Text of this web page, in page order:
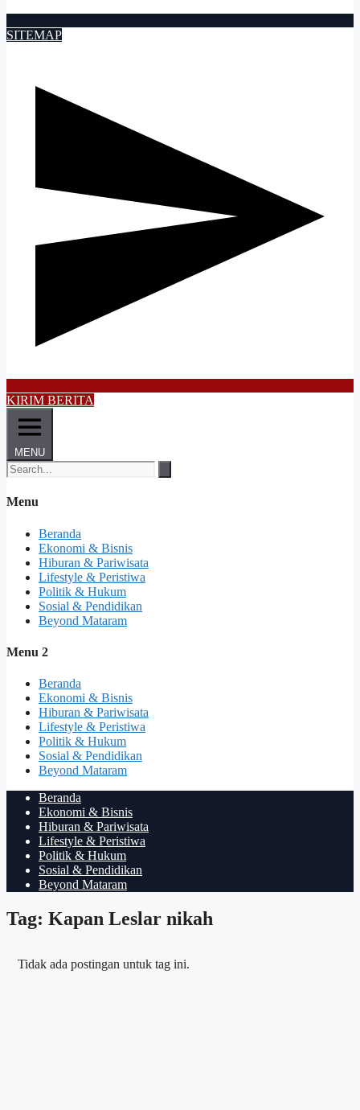
SITEMAP
KIRIM BERITA
MENU
Menu
Beranda
Ekonomi & Bisnis
Hiburan & Pariwisata
Lifestyle & Peristiwa
Politik & Hukum
Sosial & Pendidikan
Beyond Mataram
Menu 2
Beranda
Ekonomi & Bisnis
Hiburan & Pariwisata
Lifestyle & Peristiwa
Politik & Hukum
Sosial & Pendidikan
Beyond Mataram
Beranda
Ekonomi & Bisnis
Hiburan & Pariwisata
Lifestyle & Peristiwa
Politik & Hukum
Sosial & Pendidikan
Beyond Mataram
Tag: Kapan Leslar nikah
Tidak ada postingan untuk tag ini.